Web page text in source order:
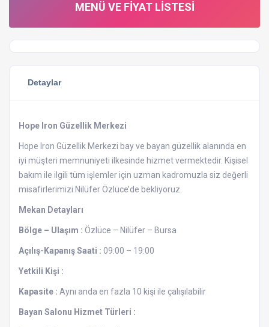
MENÜ VE FIYAT LISTESI
Detaylar
Hope Iron Güzellik Merkezi
Hope Iron Güzellik Merkezi bay ve bayan güzellik alanında en
iyi müşteri memnuniyeti ilkesinde hizmet vermektedir. Kişisel
bakım ile ilgili tüm işlemler için uzman kadromuzla siz değerli
misafirlerimizi Nilüfer Özlüce’de bekliyoruz.
Mekan Detayları
Bölge – Ulaşım : Özlüce – Nilüfer – Bursa
Açılış-Kapanış Saati : 09:00 – 19:00
Yetkili Kişi :
Kapasite : Aynı anda en fazla 10 kişi ile çalışılabilir
Bayan Salonu Hizmet Türleri :